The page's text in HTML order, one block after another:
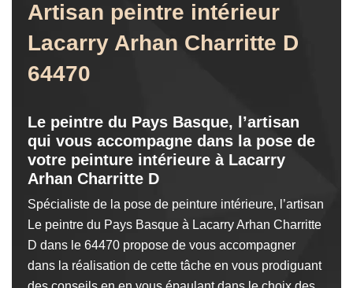
Artisan peintre intérieur
Lacarry Arhan Charritte D
64470
Le peintre du Pays Basque, l’artisan
qui vous accompagne dans la pose de
votre peinture intérieure à Lacarry
Arhan Charritte D
Spécialiste de la pose de peinture intérieure, l’artisan
Le peintre du Pays Basque à Lacarry Arhan Charritte
D dans le 64470 propose de vous accompagner
dans la réalisation de cette tâche en vous prodiguant